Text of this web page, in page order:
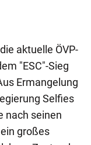
aktuelle ÖVP-
"ESC"-Sieg
Ermangelung
Selfies
nach seinen
großes